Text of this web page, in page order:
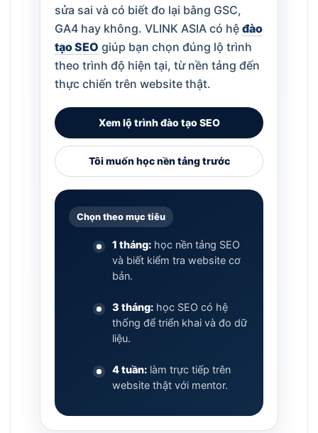
sửa sai và có biết đo lại bằng GSC,
GA4 hay không. VLINK ASIA có hệ đào
tạo SEO giúp bạn chọn đúng lộ trình
theo trình độ hiện tại, từ nền tảng đến
thực chiến trên website thật.
Xem lộ trình đào tạo SEO
Tôi muốn học nền tảng trước
Chọn theo mục tiêu
1 tháng:học nền tảng SEO
và biết kiểm tra website cơ
bản.
3 tháng:học SEO có hệ
thống để triển khai và đo dữ
liệu.
4 tuần:làm trực tiếp trên
website thật với mentor.